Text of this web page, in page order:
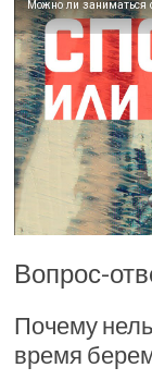
Можно ли заниматься
Вопрос-
Почему
время